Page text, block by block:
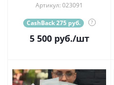
Артикул: 023091
CashBack 275 руб. ?
5 500руб./шт